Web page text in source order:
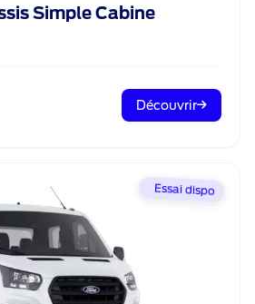
Simple Cabine
Découvrir
Essai dispo